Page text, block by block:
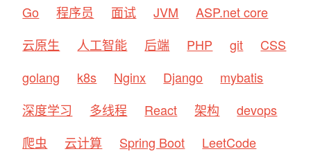
Go
程序员 面试 JVM
ASP.net core
云原生
人工智能 后端 PHP git
CSS
golang
k8s Nginx Django
mybatis
深度学习
多线程 React 架构
devops
爬虫
云计算 Spring Boot LeetCode